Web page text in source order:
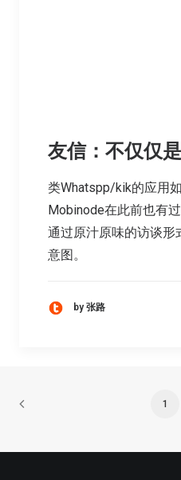
友信：不仅仅
类Whatspp/kik的应用
Mobinode在此前也有
通过原汁原味的访谈形
意图。
by 张路
1